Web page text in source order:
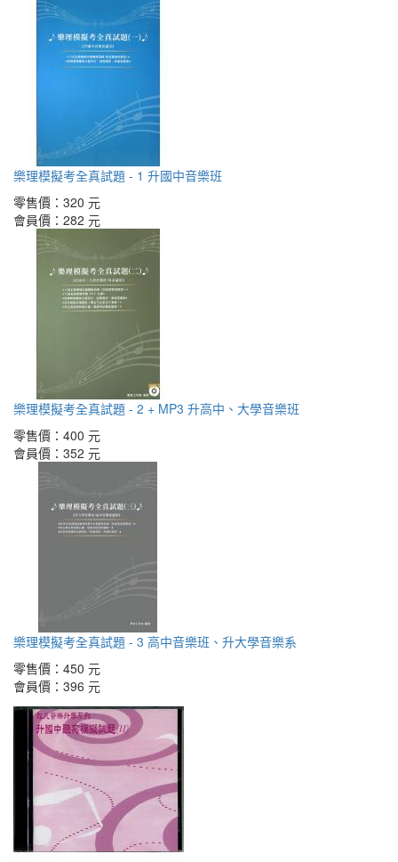
樂理模擬考全真試題 - 1 升國中音樂班
零售價： 320 元
會員價： 282 元
樂理模擬考全真試題 - 2 + MP3 升高中、大學音樂班
零售價： 400 元
會員價： 352 元
樂理模擬考全真試題 - 3 高中音樂班、升大學音樂系
零售價： 450 元
會員價： 396 元